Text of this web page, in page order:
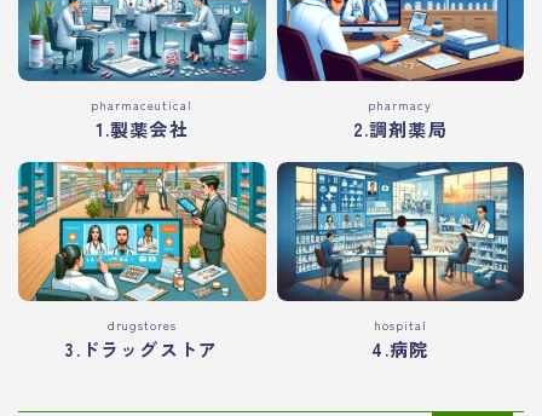
pharmaceutical
1.製薬会社
pharmacy
2.調剤薬局
drugstores
3.ドラッグストア
hospital
4.病院